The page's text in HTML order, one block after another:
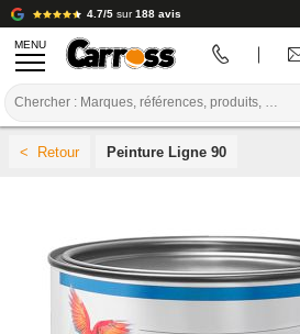
4.7/5 sur188 avis
MENU
PREPARATION / PEINTURE / FINITION
CONSOMMABLE CARROSSERIE
Peinture Ligne 90